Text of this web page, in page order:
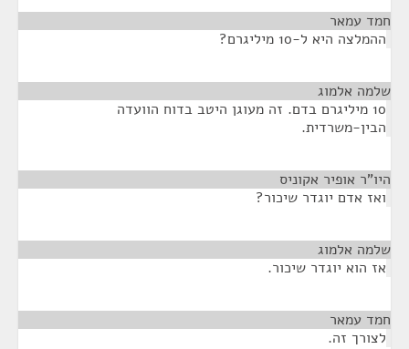
חמד עמאר
ההמלצה היא ל-10 מיליגרם?
שלמה אלמוג
10 מיליגרם בדם. זה מעוגן היטב בדוח הוועדה
הבין-משרדית.
היו"ר אופיר אקוניס
ואז אדם יוגדר שיכור?
שלמה אלמוג
אז הוא יוגדר שיכור.
חמד עמאר
לצורך זה.